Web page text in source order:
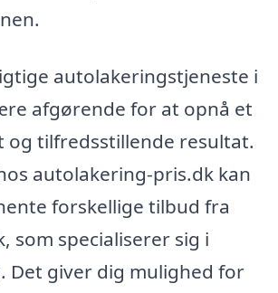
autolakeringstjeneste i
afgørende for at opnå et
og tilfredsstillende resultat.
autolakering-pris.dk kan
forskellige tilbud fra
som specialiserer sig i
Det giver dig mulighed for